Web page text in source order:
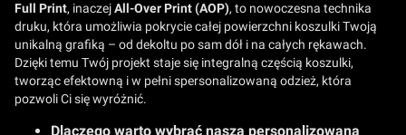
Full Print, inaczejAll-Over Print (AOP), to nowoczesna technika
druku, która umożliwia pokrycie całej powierzchni koszulki Twoją
unikalną grafiką – od dekoltu po sam dół i na całych rękawach.
Dzięki temu Twój projekt staje się integralną częścią koszulki,
tworząc efektowną i w pełni spersonalizowaną odzież, która
pozwoli Ci się wyróżnić.
Dlaczego warto wybrać naszą personalizowaną